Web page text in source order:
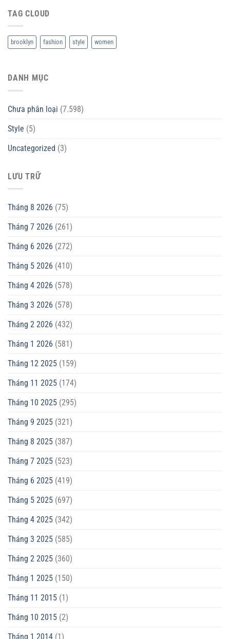
TAG CLOUD
brooklyn fashion style women
DANH MỤC
Chưa phân loại (7.598)
Style (5)
Uncategorized (3)
LƯU TRỮ
Tháng 8 2026 (75)
Tháng 7 2026 (261)
Tháng 6 2026 (272)
Tháng 5 2026 (410)
Tháng 4 2026 (578)
Tháng 3 2026 (578)
Tháng 2 2026 (432)
Tháng 1 2026 (581)
Tháng 12 2025 (159)
Tháng 11 2025 (174)
Tháng 10 2025 (295)
Tháng 9 2025 (321)
Tháng 8 2025 (387)
Tháng 7 2025 (523)
Tháng 6 2025 (419)
Tháng 5 2025 (697)
Tháng 4 2025 (342)
Tháng 3 2025 (585)
Tháng 2 2025 (360)
Tháng 1 2025 (150)
Tháng 11 2015 (1)
Tháng 10 2015 (2)
Tháng 1 2014 (1)